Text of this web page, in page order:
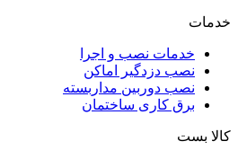
خدمات
خدمات نصب و اجرا
نصب دزدگیر اماکن
نصب دوربین مداربسته
برق کاری ساختمان
کالا بست